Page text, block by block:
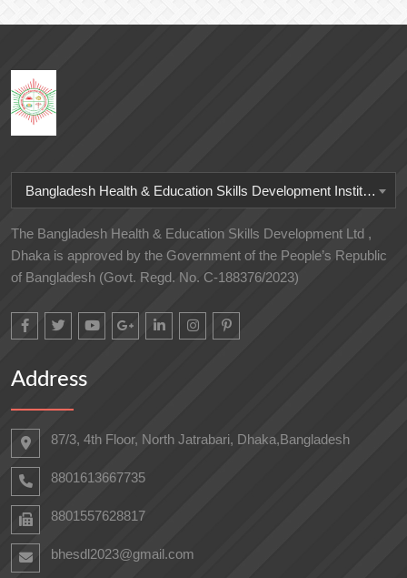
Bangladesh Health & Education Skills Development Institute
The Bangladesh Health & Education Skills Development Ltd ,
Dhaka is approved by the Government of the People’s Republic
of Bangladesh (Govt. Regd. No. C-188376/2023)
Address
87/3, 4th Floor, North Jatrabari, Dhaka,Bangladesh
8801613667735
8801557628817
bhesdl2023@gmail.com